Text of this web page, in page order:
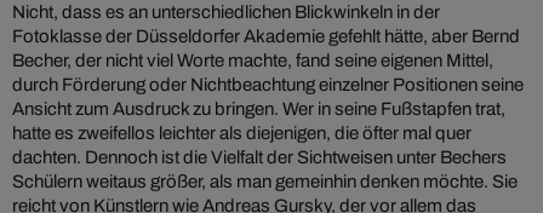
Nicht, dass es an unterschiedlichen Blickwinkeln in der
Fotoklasse der Düsseldorfer Akademie gefehlt hätte, aber Bernd
Becher, der nicht viel Worte machte, fand seine eigenen Mittel,
durch Förderung oder Nichtbeachtung einzelner Positionen seine
Ansicht zum Ausdruck zu bringen. Wer in seine Fußstapfen trat,
hatte es zweifellos leichter als diejenigen, die öfter mal quer
dachten. Dennoch ist die Vielfalt der Sichtweisen unter Bechers
Schülern weitaus größer, als man gemeinhin denken möchte. Sie
reicht von Künstlern wie Andreas Gursky, der vor allem das